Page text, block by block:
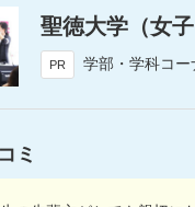
聖徳大学（女子
PR 学部・学科コーナーでは、学科ごと
ミ